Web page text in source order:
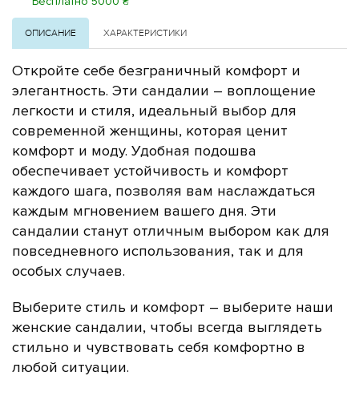
ОПИСАНИЕ ХАРАКТЕРИСТИКИ
Откройте себе безграничный комфорт и
элегантность. Эти сандалии – воплощение
легкости и стиля, идеальный выбор для
современной женщины, которая ценит
комфорт и моду. Удобная подошва
обеспечивает устойчивость и комфорт
каждого шага, позволяя вам наслаждаться
каждым мгновением вашего дня. Эти
сандалии станут отличным выбором как для
повседневного использования, так и для
особых случаев.
Выберите стиль и комфорт – выберите наши
женские сандалии, чтобы всегда выглядеть
стильно и чувствовать себя комфортно в
любой ситуации.